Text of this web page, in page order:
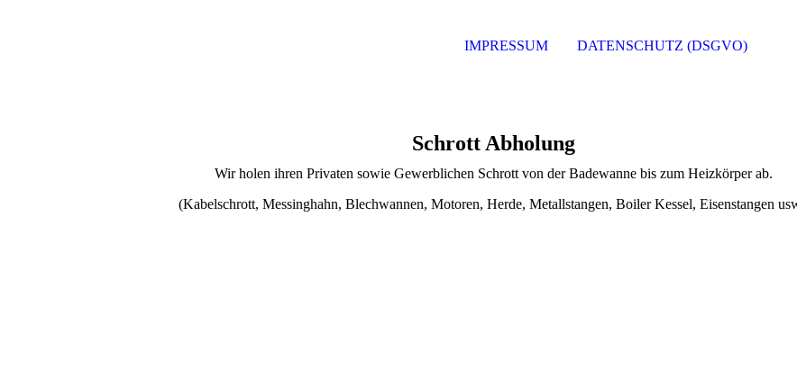
IMPRESSUM DATENSCHUTZ (DSGVO)
Schrott Abholung
Wir holen ihren Privaten sowie Gewerblichen Schrott von der Badewanne bis zum Heizkörper ab.
(Kabelschrott, Messinghahn, Blechwannen, Motoren, Herde, Metallstangen, Boiler Kessel, Eisenstangen